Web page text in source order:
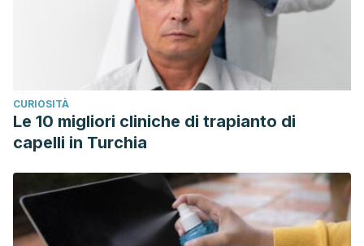
CURIOSITÀ
Le 10 migliori cliniche di trapianto di
capelli in Turchia